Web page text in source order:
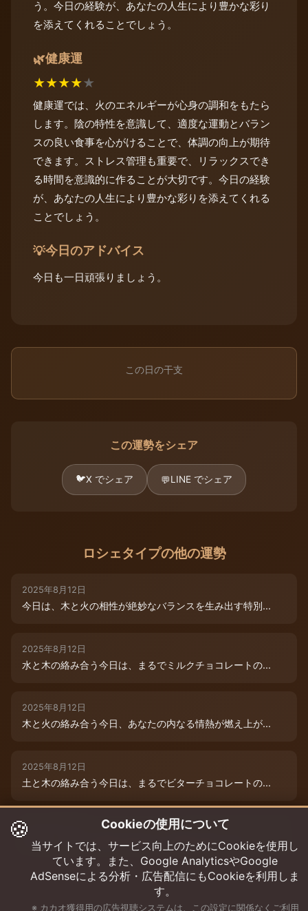
う。今日の経験が、あなたの人生により豊かな彩り
を添えてくれることでしょう。
🌿健康運
★★★★★
健康運では、火のエネルギーが心身の調和をもたら
します。陰の特性を意識して、適度な運動とバラン
スの良い食事を心がけることで、体調の向上が期待
できます。ストレス管理も重要で、リラックスでき
る時間を意識的に作ることが大切です。今日の経験
が、あなたの人生により豊かな彩りを添えてくれる
ことでしょう。
💡今日のアドバイス
今日も一日頑張りましょう。
この日の干支
この運勢をシェア
🐦X でシェア 💬LINE でシェア
ロシェタイプの他の運勢
2025年8月12日
今日は、木と火の相性が絶妙なバランスを生み出す特別...
2025年8月12日
水と木の絡み合う今日は、まるでミルクチョコレートの...
2025年8月12日
木と火の絡み合う今日、あなたの内なる情熱が燃え上が...
2025年8月12日
土と木の絡み合う今日は、まるでビターチョコレートの...
2025年8月12日
今日は、水と木の微妙な絡み合いが運命を彩ります。チ...
🍪 Cookieの使用について
当サイトでは、サービス向上のためにCookieを使用し
ています。また、Google AnalyticsやGoogle
AdSenseによる分析・広告配信にもCookieを利用しま
す。
※ カカオ獲得用の広告視聴システムは、この設定に関係なくご利用